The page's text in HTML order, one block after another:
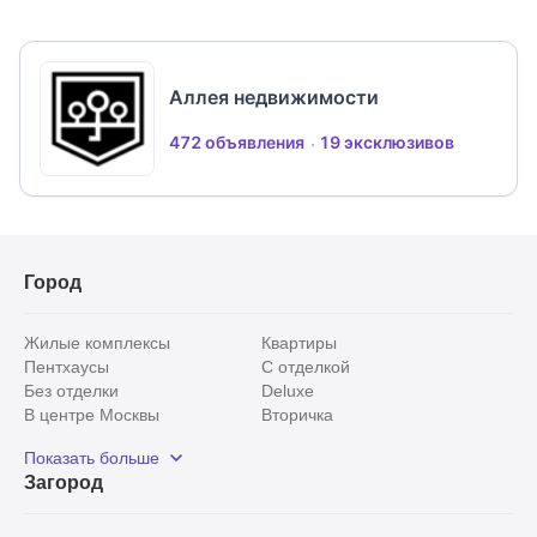
минутах на автомобиле развитая инфраструктура
поселка Покровское: школа и детский сад,
супермаркеты и кафе, фитнес студия и банный
комплекс, ТЦ Покровский и Novaya Riga Outlet
Village
Аллея недвижимости
472 объявления 19 эксклюзивов
Город
Жилые комплексы
Квартиры
Пентхаусы
С отделкой
Без отделки
Deluxe
В центре Москвы
Вторичка
Рядом с парком
С панорамными окнами
Показать больше
Загород